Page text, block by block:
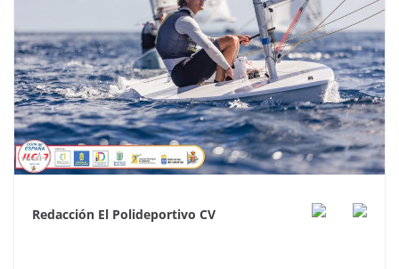
Redacción El Polideportivo CV